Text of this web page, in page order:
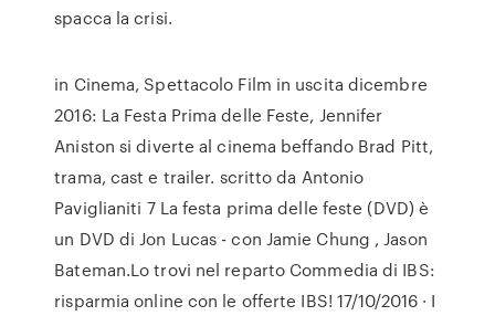
spacca la crisi.
in Cinema, Spettacolo Film in uscita dicembre
2016: La Festa Prima delle Feste, Jennifer
Aniston si diverte al cinema beffando Brad Pitt,
trama, cast e trailer. scritto da Antonio
Paviglianiti 7 La festa prima delle feste (DVD) è
un DVD di Jon Lucas - con Jamie Chung , Jason
Bateman.Lo trovi nel reparto Commedia di IBS:
risparmia online con le offerte IBS! 17/10/2016 · I